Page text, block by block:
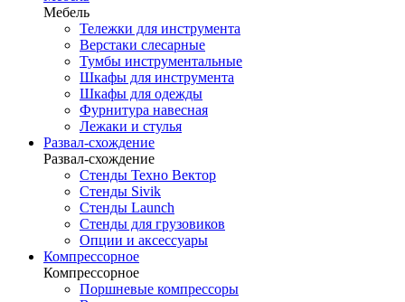
Мебель
Тележки для инструмента
Верстаки слесарные
Тумбы инструментальные
Шкафы для инструмента
Шкафы для одежды
Фурнитура навесная
Лежаки и стулья
Развал-схождение
Развал-схождение
Стенды Техно Вектор
Стенды Sivik
Стенды Launch
Стенды для грузовиков
Опции и аксессуары
Компрессорное
Компрессорное
Поршневые компрессоры